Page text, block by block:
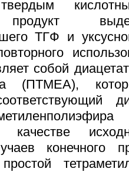
ТГФ и
собой
(ПТМЕА),
качестве
конечного